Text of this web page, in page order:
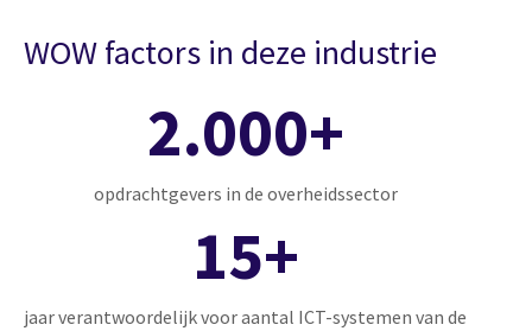
WOW factors in deze industrie
2.000+
opdrachtgevers in de overheidssector
15+
jaar verantwoordelijk voor aantal ICT-systemen van de